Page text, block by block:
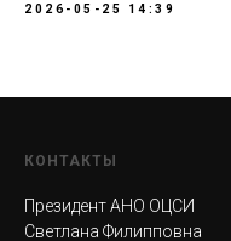
2026-05-25 14:39
КОНТАКТЫ
Президент АНО ОЦСИ
Светлана Филипповна